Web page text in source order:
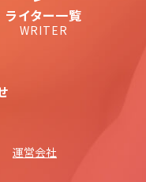
ライター一覧
WRITER
運営会社